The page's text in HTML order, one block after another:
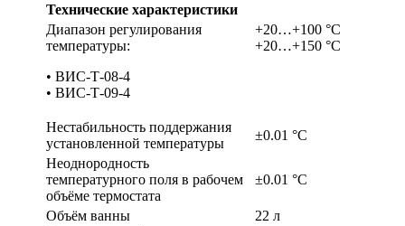
Технические характеристики
Диапазон регулирования
температуры:
• ВИС-Т-08-4
• ВИС-Т-09-4
+20…+100 °С
+20…+150 °С
Нестабильность поддержания
установленной температуры
±0.01 °С
Неоднородность
температурного поля в рабочем
объёме термостата
±0.01 °С
Объём ванны
22 л